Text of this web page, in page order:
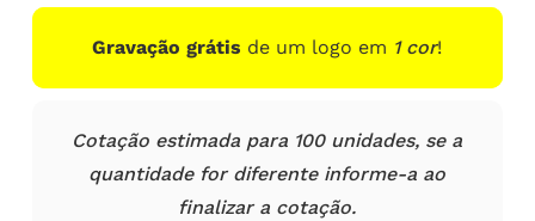
Gravação grátis de um logo em 1 cor!
Cotação estimada para 100 unidades, se a
quantidade for diferente informe-a ao
finalizar a cotação.